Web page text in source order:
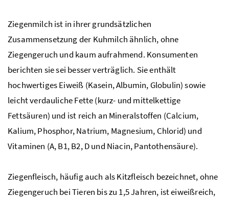
Ziegenmilch ist in ihrer grundsätzlichen
Zusammensetzung der Kuhmilch ähnlich,ohne
Ziegengeruch und kaum aufrahmend. Konsumenten
berichten sie sei besser verträglich. Sie enthält
hochwertiges Eiweiß (Kasein, Albumin, Globulin) sowie
leicht verdauliche Fette (kurz- und mittelkettige
Fettsäuren) und ist reich an Mineralstoffen (Calcium,
Kalium, Phosphor, Natrium, Magnesium, Chlorid) und
Vitaminen (A, B1, B2, D und Niacin, Pantothensäure).
Ziegenfleisch, häufig auch als Kitzfleisch bezeichnet,ohne
Ziegengeruch bei Tieren bis zu 1,5 Jahren, ist eiweißreich,